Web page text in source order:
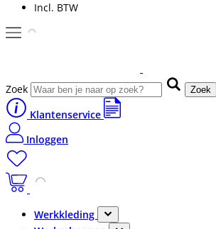
Incl. BTW
Zoek Zoek
Klantenservice
Inloggen
Werkkleding